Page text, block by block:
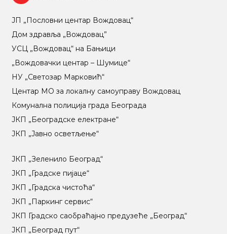
ЈП „Пословни центар Вождовац“
Дом здравља „Вождовац”
УСЦ „Вождовац“ на Бањици
„Вождовачки центар – Шумице“
НУ „Светозар Марковић“
Центар МO за локалну самоуправу Вождовац
Комунална полиција града Београда
ЈКП „Београдске електране“
ЈКП „Јавно осветљење“
ЈКП „Зеленило Београд“
ЈКП „Градске пијаце“
ЈКП „Градска чистоћа“
ЈКП „Паркинг сервис“
ЈКП Градско саобраћајно предузеће „Београд“
ЈКП „Београд пут“